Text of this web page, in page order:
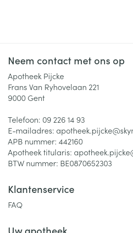
Neem contact met ons op
Apotheek Pijcke
Frans Van Ryhovelaan 221
9000 Gent
Telefoon: 09 226 14 93
E-mailadres: apotheek.pijcke@
APB nummer: 442160
Apotheek titularis:
BTW nummer: BE0870652303
Klantenservice
FAQ
Uw apotheek